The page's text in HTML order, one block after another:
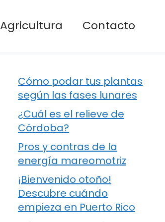
Agricultura Contacto
Cómo podar tus plantas
según las fases lunares
¿Cuál es el relieve de
Córdoba?
Pros y contras de la
energía mareomotriz
¡Bienvenido otoño!
Descubre cuándo
empieza en Puerto Rico